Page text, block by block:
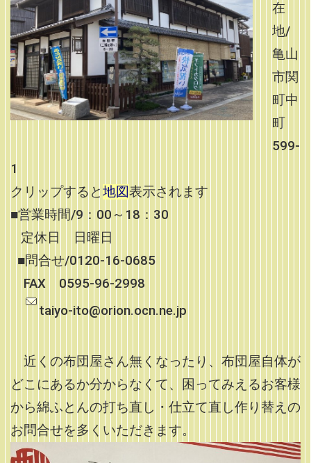
在
地/
亀山
市関
町中
町
599-
1
クリップすると地図表示されます
■営業時間/9：00～18：30
定休日 日曜日
■問合せ/0120-16-0685
FAX 0595-96-2998
taiyo-ito@orion.ocn.ne.jp
近くの布団屋さん無くなったり、布団屋自体が
どこにあるか分からなくて、困ってみえるお客様
から綿ふとんの打ち直し・仕立て直し作り替えの
お問合せを多くいただきます。